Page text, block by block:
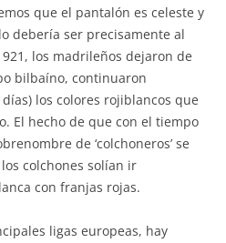
que el pantalón es celeste y
debería ser precisamente al
los madrileños dejaron de
bilbaíno, continuaron
los colores rojiblancos que
El hecho de que con el tiempo
de ‘colchoneros’ se
colchones solían ir
con franjas rojas.
ligas europeas, hay